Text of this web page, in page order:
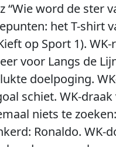
“Wie word de ster
het T-shirt
op Sport 1).
voor Langs de
doelpoging.
schiet. WK-
niets te
Ronaldo.